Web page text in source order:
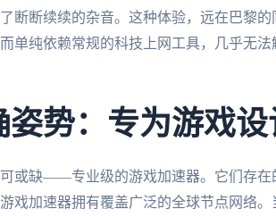
断断续续的杂音。这种体验，远在巴黎
单纯依赖常规的科技上网工具，几乎无
姿势：专为游戏
或缺——专业级的游戏加速器。它们存在
戏加速器拥有覆盖广泛的全球节点网络。